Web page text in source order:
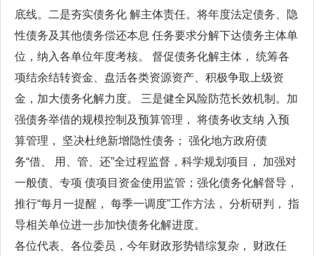
底线。二是夯实债务化 解主体责任。将年度法定债务、隐
性债务及其他债务偿还本息 任务要求分解下达债务主体单
位，纳入各单位年度考核。 督促债务化解主体， 统筹各
项结余结转资金、盘活各类资源资产、积极争取上级资
金，加大债务化解力度。 三是健全风险防范长效机制。加
强债务举借的规模控制及预算管理， 将债务收支纳 入预
算管理， 坚决杜绝新增隐性债务； 强化地方政府债
务“借、 用、管、还”全过程监督，科学规划项目， 加强对
一般债、专项 债项目资金使用监管；强化债务化解督导，
推行“每月一提醒， 每季一调度”工作方法， 分析研判， 指
导相关单位进一步加快债务化解进度。
各位代表、各位委员，今年财政形势错综复杂， 财政任